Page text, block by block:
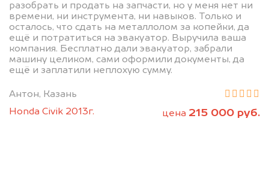
разобрать и продать на запчасти, но у меня нет ни
времени, ни инструмента, ни навыков. Только и
осталось, что сдать на металлолом за копейки, да
ещё и потратиться на эвакуатор. Выручила ваша
компания. Бесплатно дали эвакуатор, забрали
машину целиком, сами оформили документы, да
ещё и заплатили неплохую сумму.
Антон, Казань
Honda Civik 2013г.
цена 215 000 руб.
Позвоните нам: 8 (800)